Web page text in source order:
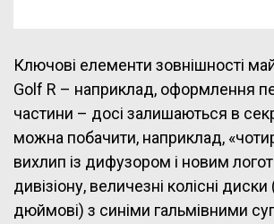
Ключові елементи зовнішності
Golf R – наприклад, оформлення
частини – досі залишаються в
можна побачити, наприклад,
вихлип із дифузором і новим
дивізіону, величезні колісні
дюймові) з синіми гальмівними